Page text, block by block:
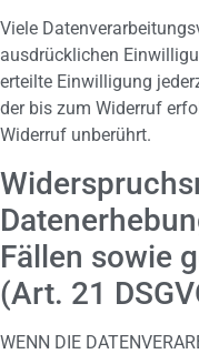
Viele
ausdrücklichen
erteilte Einwilligung
der bis zum Widerruf
Widerruf unberührt.
Fällen sowie
(Art. 21
WENN DIE